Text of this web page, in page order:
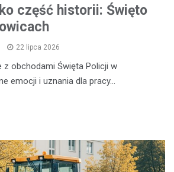
część historii: Święto
22 lipca 2026
z obchodami Święta Policji w
emocji i uznania dla pracy…